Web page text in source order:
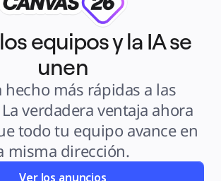
Conectores
Explora los manuales de IA
MCP
de acción
Guard
para desarrolladores
aplicaciones
equipos y la IA se
unen
hecho más rápidas a las
verdadera ventaja ahora
todo tu equipo avance en
misma dirección.
Ver los anuncios